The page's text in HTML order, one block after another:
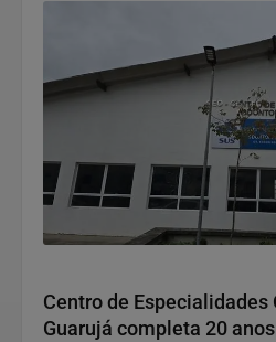
Centro de Especialidades
Guarujá completa 20 anos